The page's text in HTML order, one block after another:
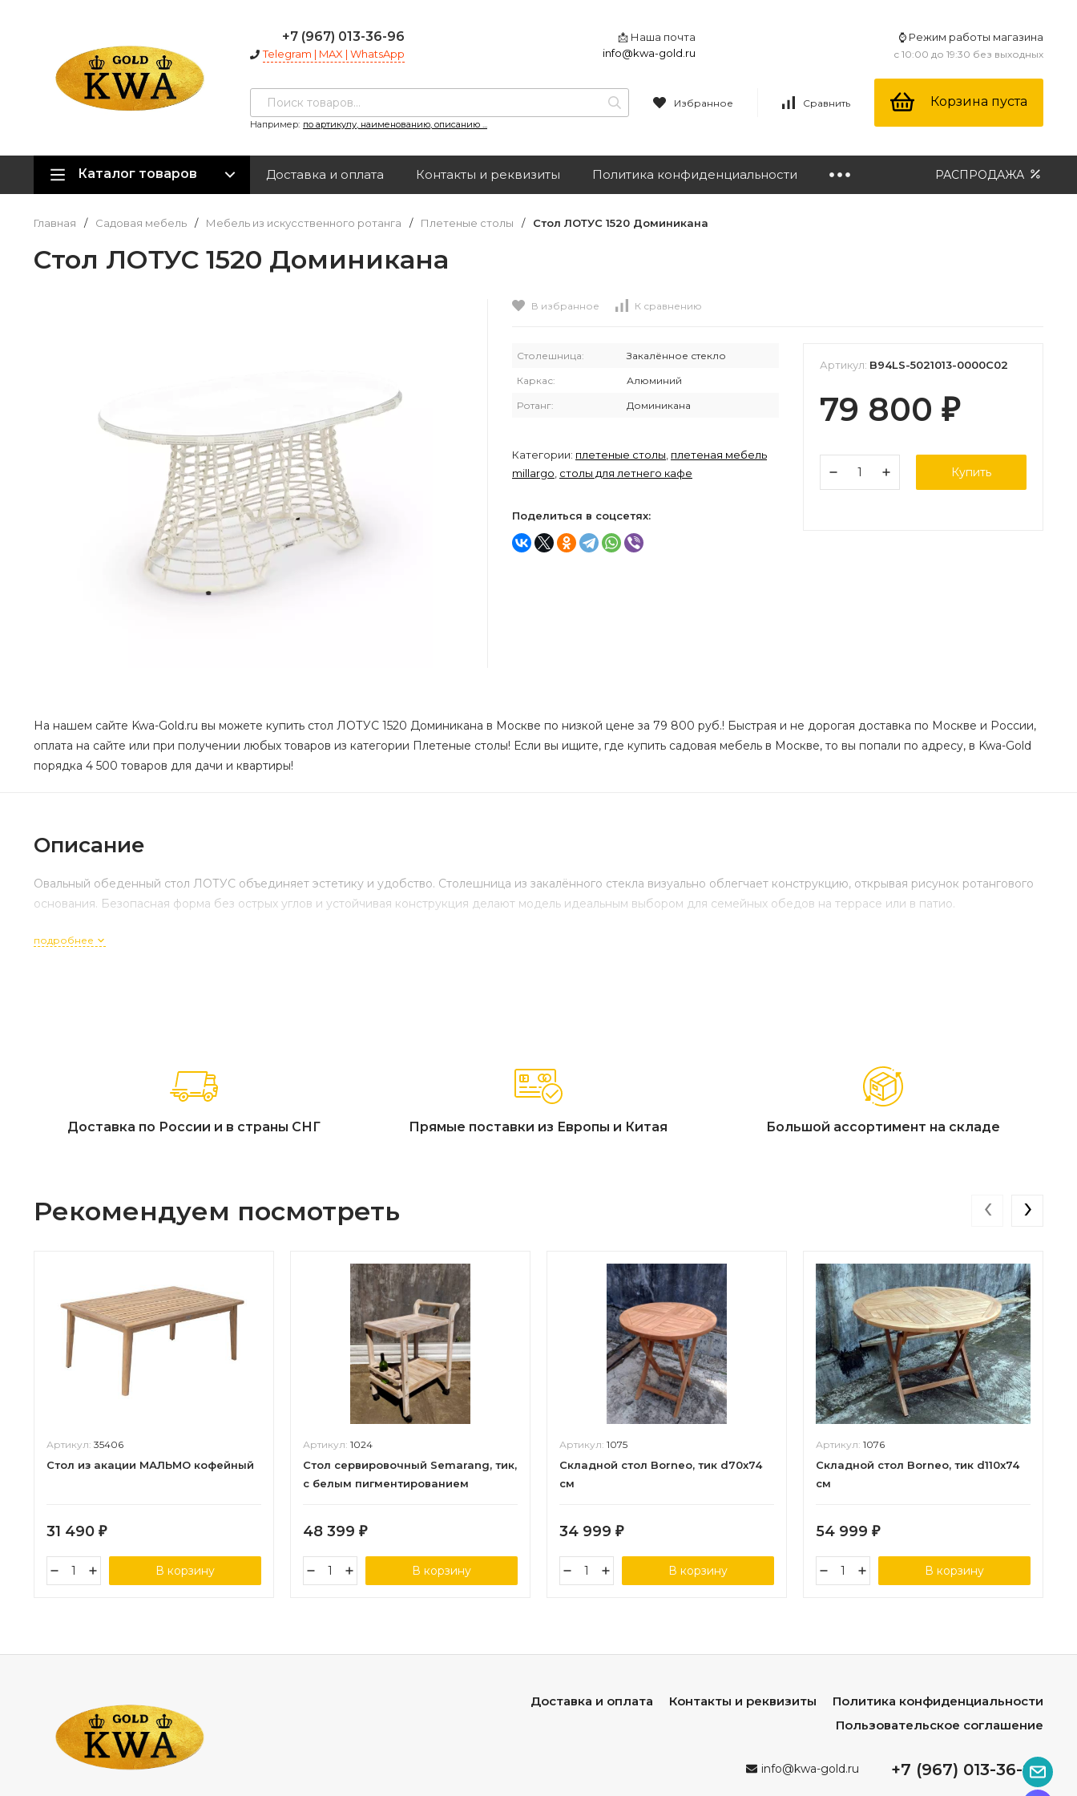
+7 (967) 013-36-96
Telegram | MAX | WhatsApp
📩 Наша почта
info@kwa-gold.ru
⌚ Режим работы магазина
с 10:00 до 19:30 без выходных
Например: по артикулу, наименованию, описанию ...
Избранное Сравнить Корзина пуста
Каталог товаров Доставка и оплата Контакты и реквизиты Политика конфиденциальности РАСПРОДАЖА
Главная / Садовая мебель / Мебель из искусственного ротанга / Плетеные столы / Стол ЛОТУС 1520 Доминикана
Стол ЛОТУС 1520 Доминикана
В избранное К сравнению
Столешница: Закалённое стекло
Каркас: Алюминий
Ротанг: Доминикана
Категории: плетеные столы плетеная мебель
millargo столы для летнего кафе
Поделиться в соцсетях:
Артикул: B94LS-5021013-0000C02
79 800 ₽
Купить
На нашем сайте Kwa-Gold.ru вы можете купить стол ЛОТУС 1520 Доминикана в Москве по низкой цене за 79 800 руб.! Быстрая и не дорогая доставка по Москве и России,
оплата на сайте или при получении любых товаров из категории Плетеные столы! Если вы ищите, где купить садовая мебель в Москве, то вы попали по адресу, в Kwa-Gold
порядка 4 500 товаров для дачи и квартиры!
Описание
Овальный обеденный стол ЛОТУС объединяет эстетику и удобство. Столешница из закалённого стекла визуально облегчает конструкцию, открывая рисунок ротангового
основания. Безопасная форма без острых углов и устойчивая конструкция делают модель идеальным выбором для семейных обедов на террасе или в патио.
подробнее
Доставка по России и в страны СНГ Прямые поставки из Европы и Китая Большой ассортимент на складе
Рекомендуем посмотреть
Артикул: 35406
Стол из акации МАЛЬМО кофейный
31 490 ₽
В корзину
Артикул: 1024
Стол сервировочный Semarang, тик,
с белым пигментированием
48 399 ₽
В корзину
Артикул: 1075
Складной стол Borneo, тик d70x74
см
34 999 ₽
В корзину
Артикул: 1076
Складной стол Borneo, тик d110x74
см
54 999 ₽
В корзину
‹ ›
Доставка и оплата Контакты и реквизиты
Политика конфиденциальности
Пользовательское соглашение
info@kwa-gold.ru +7 (967) 013-36-96